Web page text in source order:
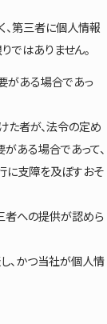
、第三者に個人情報
ではありません。
がある場合であっ
た者が、法令の定め
ある場合であって、
に支障を及ぼすおそ
者への提供が認めら
、かつ当社が個人情